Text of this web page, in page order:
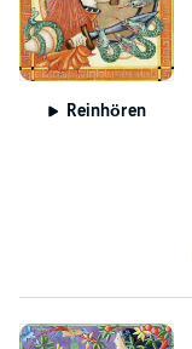
Reinhören